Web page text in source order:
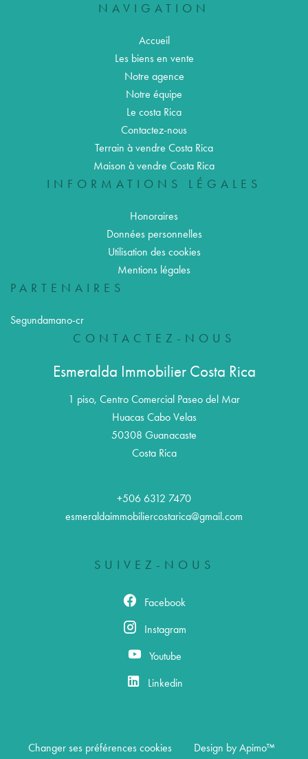
NAVIGATION
Accueil
Les biens en vente
Notre agence
Notre équipe
Le costa Rica
Contactez-nous
Terrain à vendre Costa Rica
Maison à vendre Costa Rica
INFORMATIONS LÉGALES
Honoraires
Données personnelles
Utilisation des cookies
Mentions légales
PARTENAIRES
Segundamano-cr
CONTACTEZ-NOUS
Esmeralda Immobilier Costa Rica
1 piso, Centro Comercial Paseo del Mar
Huacas Cabo Velas
50308 Guanacaste
Costa Rica
+506 6312 7470
esmeraldaimmobiliercostarica@gmail.com
SUIVEZ-NOUS
Facebook
Instagram
Youtube
Linkedin
Changer ses préférences cookies Design by Apimo™